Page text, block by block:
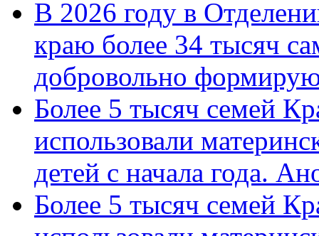
В 2026 году в
краю более 34 тысяч
добровольно
Более 5 тысяч семей
использовали
детей с начала года.
Более 5 тысяч семей